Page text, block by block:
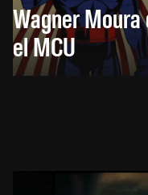
Wagner
el MCU